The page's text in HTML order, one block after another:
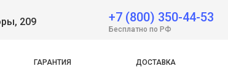
209 +7 (800) 350-44-53
Бесплатно по РФ
ГАРАНТИЯ ДОСТАВКА